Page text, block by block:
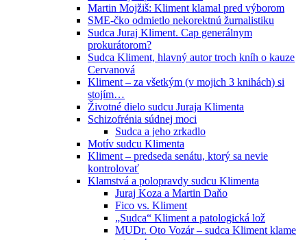
Martin Mojžiš: Kliment klamal pred výborom
SME-čko odmietlo nekorektnú žurnalistiku
Sudca Juraj Kliment. Cap generálnym
prokurátorom?
Sudca Kliment, hlavný autor troch kníh o kauze
Cervanová
Kliment – za všetkým (v mojich 3 knihách) si
stojím…
Životné dielo sudcu Juraja Klimenta
Schizofrénia súdnej moci
Sudca a jeho zrkadlo
Motív sudcu Klimenta
Kliment – predseda senátu, ktorý sa nevie
kontrolovať
Klamstvá a polopravdy sudcu Klimenta
Juraj Koza a Martin Daňo
Fico vs. Kliment
„Sudca“ Kliment a patologická lož
MUDr. Oto Vozár – sudca Kliment klame